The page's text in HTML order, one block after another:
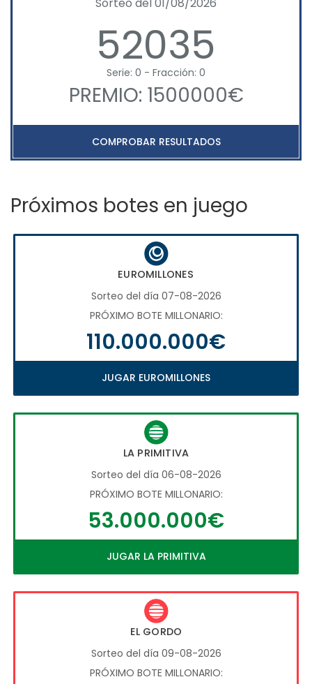
Sorteo del 01/08/2026
52035
Serie: 0 - Fracción: 0
PREMIO: 1500000€
COMPROBAR RESULTADOS
Próximos botes en juego
EUROMILLONES
Sorteo del día 07-08-2026
PRÓXIMO BOTE MILLONARIO:
110.000.000€
JUGAR EUROMILLONES
LA PRIMITIVA
Sorteo del día 06-08-2026
PRÓXIMO BOTE MILLONARIO:
53.000.000€
JUGAR LA PRIMITIVA
EL GORDO
Sorteo del día 09-08-2026
PRÓXIMO BOTE MILLONARIO: